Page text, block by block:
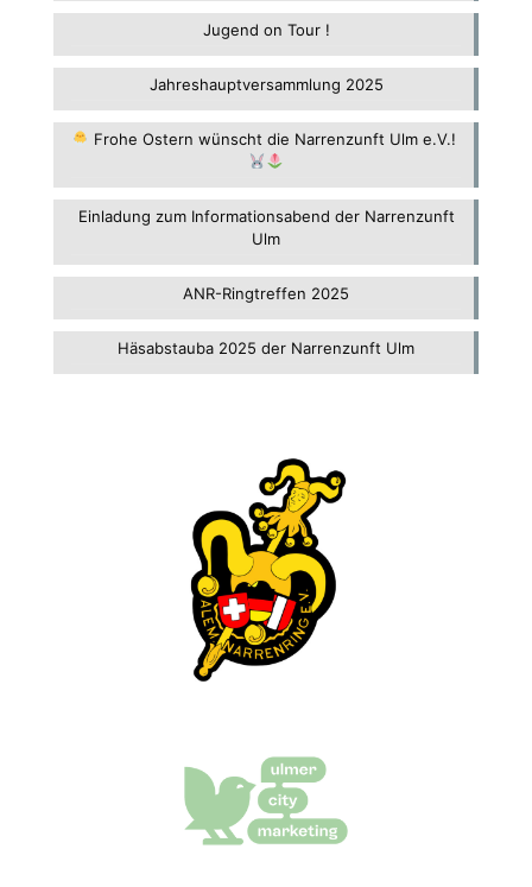
Jugend on Tour !
Jahreshauptversammlung 2025
Frohe Ostern wünscht die Narrenzunft Ulm e.V.!
Einladung zum Informationsabend der Narrenzunft
Ulm
ANR-Ringtreffen 2025
Häsabstauba 2025 der Narrenzunft Ulm